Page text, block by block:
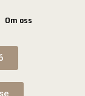
Om oss